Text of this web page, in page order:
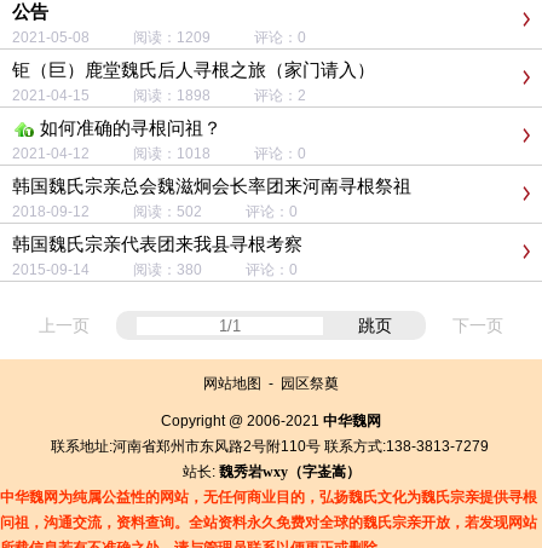
公告
2021-05-08 阅读：1209 评论：0
钜（巨）鹿堂魏氏后人寻根之旅（家门请入）
2021-04-15 阅读：1898 评论：2
如何准确的寻根问祖？
2021-04-12 阅读：1018 评论：0
韩国魏氏宗亲总会魏滋炯会长率团来河南寻根祭祖
2018-09-12 阅读：502 评论：0
韩国魏氏宗亲代表团来我县寻根考察
2015-09-14 阅读：380 评论：0
上一页 跳页 下一页
网站地图 - 园区祭奠
Copyright @ 2006-2021 中华魏网
联系地址:河南省郑州市东风路2号附110号 联系方式:138-3813-7279
站长: 魏秀岩wxy（字崟嵩）
中华魏网为纯属公益性的网站，无任何商业目的，弘扬魏氏文化为魏氏宗亲提供寻根
问祖，沟通交流，资料查询。全站资料永久免费对全球的魏氏宗亲开放，若发现网站